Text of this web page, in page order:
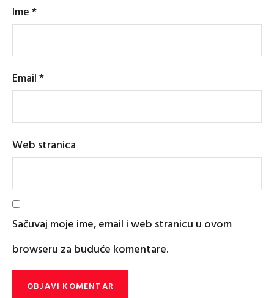
Ime*
Email*
Web stranica
Sačuvaj moje ime, email i web stranicu u ovom
browseru za buduće komentare.